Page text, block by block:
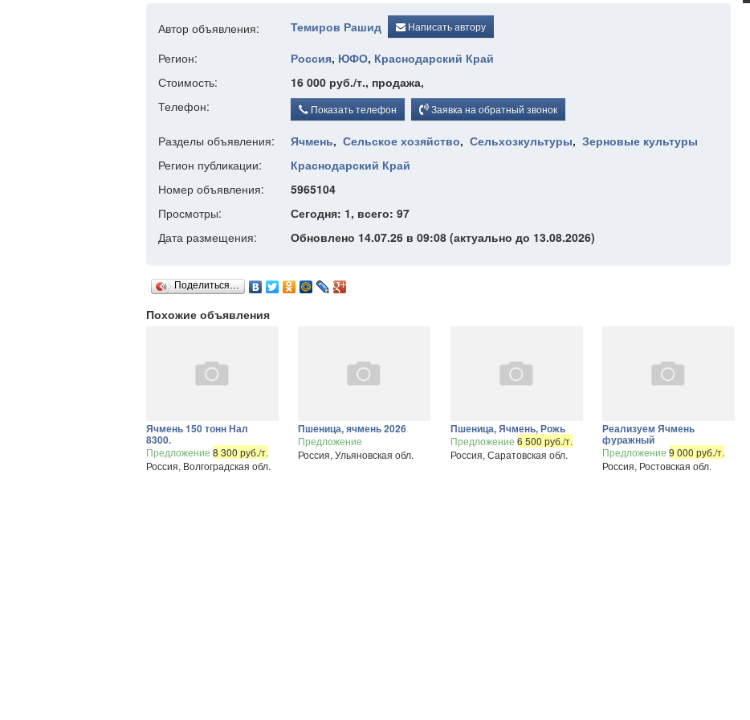
Автор объявления: Темиров Рашид Написать автору
Регион: Россия, ЮФО, Краснодарский Край
Стоимость:
16 000 руб./т., продажа,
Телефон:
Показать телефон Заявка на обратный звонок
Разделы объявления: Ячмень, Сельское хозяйство, Сельхозкультуры, Зерновые культуры
Регион публикации:
Краснодарский Край
Номер объявления:
5965104
Просмотры:
Сегодня: 1, всего: 97
Дата размещения:
Обновлено 14.07.26 в 09:08 (актуально до 13.08.2026)
Поделиться…
Похожие объявления
Ячмень 150 тонн Нал
8300.
Предложение 8 300 руб./т.
Россия, Волгоградская обл.
Пшеница, ячмень 2026
Предложение
Россия, Ульяновская обл.
Пшеница, Ячмень, Рожь
Предложение 6 500 руб./т.
Россия, Саратовская обл.
Реализуем Ячмень
фуражный
Предложение9 000 руб./т.
Россия, Ростовская обл.